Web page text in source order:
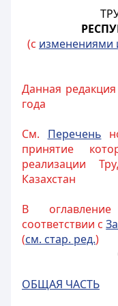
(с изменениями
Данная
года
См. Перечень
принятие
реализации
Казахстан
В
соответствии с
(см. стар. ред.)
ОБЩАЯ ЧАСТЬ